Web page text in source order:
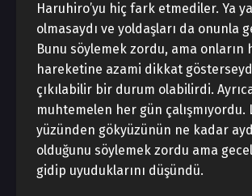
Haruhiro’yu hiç fark etmediler. Ya
olmasaydı ve yoldaşları da onunla
Bunu söylemek zordu, ama onların
hareketine azami dikkat
çıkılabilir bir durum olabilirdi.
muhtemelen her gün çalışmıyordu.
yüzünden gökyüzünün ne kadar
olduğunu söylemek zordu ama
gidip uyuduklarını düşündü.